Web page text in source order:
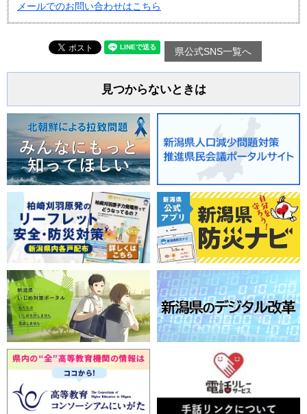
メールでのお問い合わせはこちら
県公式SNS一覧へ
見つからないときは